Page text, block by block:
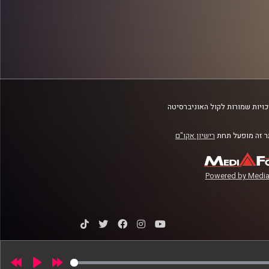
שמורות לקול האוניברסיטה
זה מופעל תחת רישיון אקו"ם
Powered by